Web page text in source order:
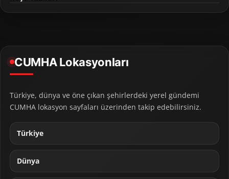
CUMHA Lokasyonları
Türkiye, dünya ve öne çıkan şehirlerdeki yerel gündemi
CUMHA lokasyon sayfaları üzerinden takip edebilirsiniz.
Türkiye
Dünya